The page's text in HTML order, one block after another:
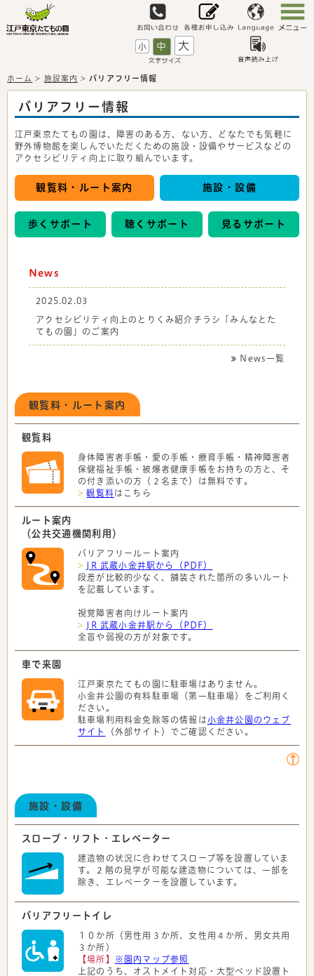
小 中 大
ホーム > 施設案内 > バリアフリー情報
バリアフリー情報
江戸東京たてもの園は、障害のある方、ない方、どなたでも気軽に
野外博物館を楽しんでいただくための施設・設備やサービスなどの
アクセシビリティ向上に取り組んでいます。
観覧料・ルート案内 施設・設備
歩くサポート 聴くサポート 見るサポート
News
2025.02.03
アクセシビリティ向上のとりくみ紹介チラシ「みんなとた
てもの園」のご案内
News一覧
観覧料・ルート案内
観覧料
身体障害者手帳・愛の手帳・療育手帳・精神障害者
保健福祉手帳・被爆者健康手帳をお持ちの方と、そ
の付き添いの方（２名まで）は無料です。
>観覧料はこちら
ルート案内
（公共交通機関利用）
バリアフリールート案内
> JR 武蔵小金井駅から（PDF）
段差が比較的少なく、舗装された箇所の多いルート
を記載しています。
視覚障害者向けルート案内
> JR 武蔵小金井駅から（PDF）
全盲や弱視の方が対象です。
車で来園
江戸東京たてもの園に駐車場はありません。
小金井公園の有料駐車場（第一駐車場）をご利用く
ださい。
駐車場利用料金免除等の情報は小金井公園のウェブ
サイト
（外部サイト）でご確認ください。
施設・設備
スロープ・リフト・エレベーター
建造物の状況に合わせてスロープ等を設置していま
す。２階の見学が可能な建造物については、一部を
除き、エレベーターを設置しています。
バリアフリートイレ
１０か所（男性用３か所、女性用４か所、男女共用
３か所）
【場所】 ※園内マップ参照
上記のうち、オストメイト対応・大型ベッド設置ト